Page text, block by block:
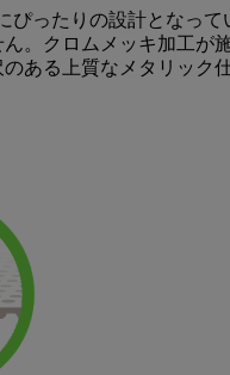
ったりの設計となっ
。クロムメッキ加工が
ある上質なメタリック